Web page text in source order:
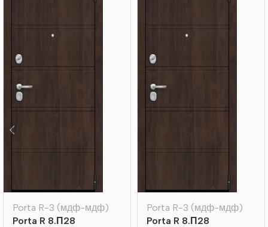
Porta R-3 (мдф-мдф)
Porta R 8.П28
Porta R-3 (мдф-мдф)
Porta R 8.П28